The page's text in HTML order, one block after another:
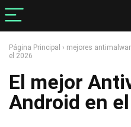
Página Principal › mejores
el 2026
El mejor
Android en